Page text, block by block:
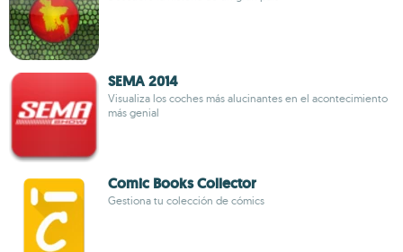
SEMA 2014
Visualiza los coches más alucinantes en el acontecimiento
más genial
Comic Books Collector
Gestiona tu colección de cómics